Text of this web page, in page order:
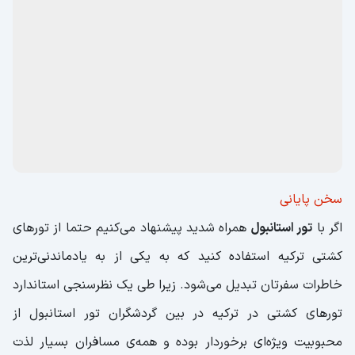
سخن پایانی
اگر با تور استانبول همراه شدید پیشنهاد می‌کنیم حتما از تورهای
کشتی ترکیه استفاده کنید که به یکی از به یادماندنی‌ترین
خاطرات سفرتان تبدیل می‌شود. زیرا طی یک نظرسنجی استاندارد
تورهای کشتی در ترکیه در بین گردشگران تور استانبول از
محبوبیت ویژه‌ای برخوردار بوده و همه‌ی مسافران بسیار لذت